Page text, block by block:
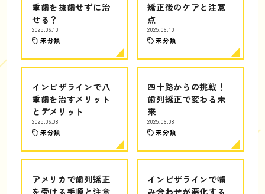
重歯を抜歯せずに治
せる？
2025.06.10
未分類
矯正後のケアと注意
点
2025.06.10
未分類
インビザラインで八
重歯を治すメリット
とデメリット
2025.06.08
未分類
四十路からの挑戦！
歯列矯正で変わる未
来
2025.06.08
未分類
アメリカで歯列矯正
を受ける手順と注意
インビザラインで噛
み合わせが悪化する